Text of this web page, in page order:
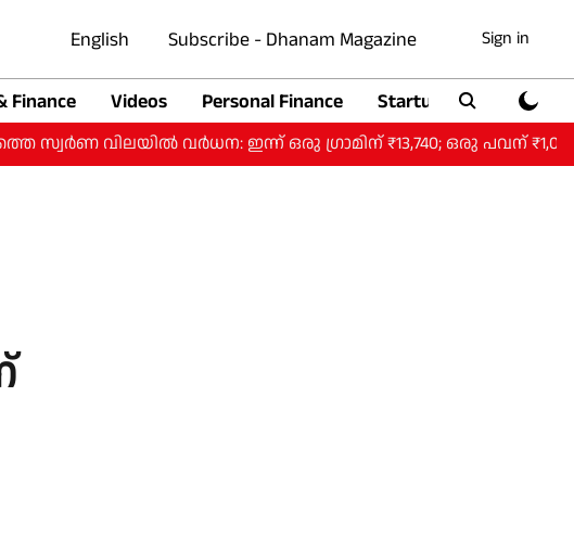
English Subscribe - Dhanam Magazine Sign in
Finance Videos Personal Finance Startup
വിലയിൽ വർധന: ഇന്ന് ഒരു ​ഗ്രാമിന് ₹13,740; ഒരു പവന് ₹1,09,920.